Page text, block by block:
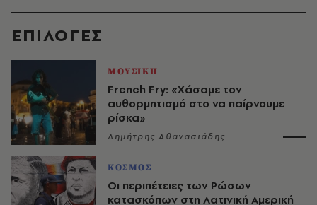
EΠΙΛΟΓΈΣ
ΜΟΥΣΙΚΗ
French Fry: «Χάσαμε τον
αυθορμητισμό στο να παίρνουμε
ρίσκα»
Δημήτρης Αθανασιάδης
ΚΟΣΜΟΣ
Οι περιπέτειες των Ρώσων
κατασκόπων στη Λατινική Αμερική